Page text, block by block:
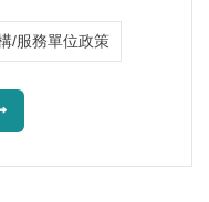
/服務單位政策